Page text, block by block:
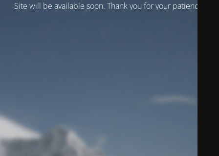
Site will be available soon. Thank you for your patience!